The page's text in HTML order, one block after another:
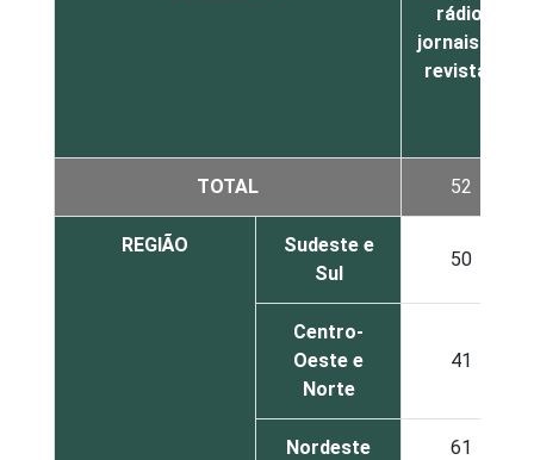
rádio,
jornais ou
revistas
TOTAL 52
REGIÃO
Sudeste e
Sul
50
Centro-
Oeste e
Norte
41
Nordeste 61